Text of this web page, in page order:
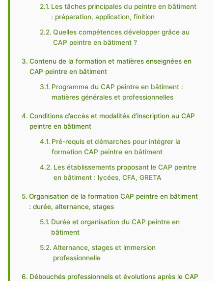
Les tâches principales du peintre en bâtiment
: préparation, application, finition
Quelles compétences développer grâce au
CAP peintre en bâtiment ?
Contenu de la formation et matières enseignées en
CAP peintre en bâtiment
Programme du CAP peintre en bâtiment :
matières générales et professionnelles
Conditions d’accès et modalités d’inscription au CAP
peintre en bâtiment
Pré-requis et démarches pour intégrer la
formation CAP peintre en bâtiment
Les établissements proposant le CAP peintre
en bâtiment : lycées, CFA, GRETA
Organisation de la formation CAP peintre en bâtiment
: durée, alternance, stages
Durée et organisation du CAP peintre en
bâtiment
Alternance, stages et immersion
professionnelle
Débouchés professionnels et évolutions après le CAP